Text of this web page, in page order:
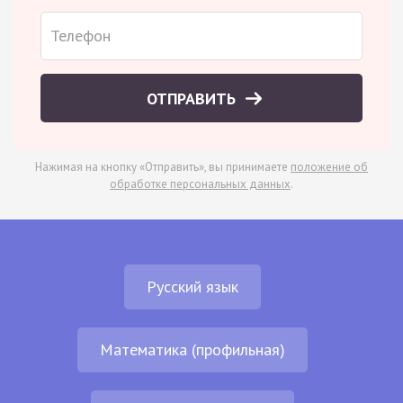
ОТПРАВИТЬ
Нажимая на кнопку «Отправить», вы принимаете положение об
обработке персональных данных.
Русский язык
Математика (профильная)